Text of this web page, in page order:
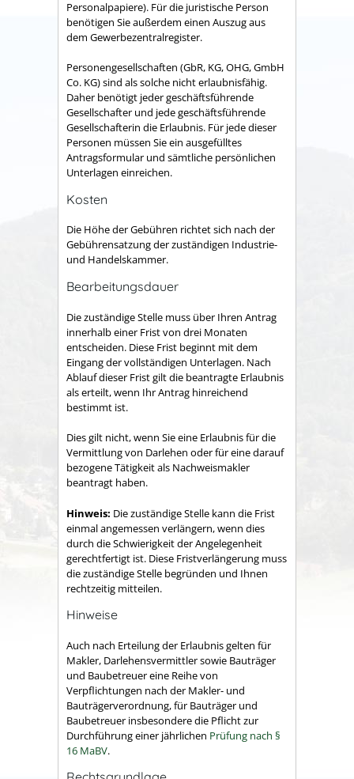
Personalpapiere). Für die juristische Person
benötigen Sie außerdem einen Auszug aus
dem Gewerbezentralregister.
Personengesellschaften (GbR, KG, OHG, GmbH
Co. KG) sind als solche nicht erlaubnisfähig.
Daher benötigt jeder geschäftsführende
Gesellschafter und jede geschäftsführende
Gesellschafterin die Erlaubnis. Für jede dieser
Personen müssen Sie ein ausgefülltes
Antragsformular und sämtliche persönlichen
Unterlagen einreichen.
Kosten
Die Höhe der Gebühren richtet sich nach der
Gebührensatzung der zuständigen Industrie-
und Handelskammer.
Bearbeitungsdauer
Die zuständige Stelle muss über Ihren Antrag
innerhalb einer Frist von drei Monaten
entscheiden. Diese Frist beginnt mit dem
Eingang der vollständigen Unterlagen. Nach
Ablauf dieser Frist gilt die beantragte Erlaubnis
als erteilt, wenn Ihr Antrag hinreichend
bestimmt ist.
Dies gilt nicht, wenn Sie eine Erlaubnis für die
Vermittlung von Darlehen oder für eine darauf
bezogene Tätigkeit als Nachweismakler
beantragt haben.
Hinweis: Die zuständige Stelle kann die Frist
einmal angemessen verlängern, wenn dies
durch die Schwierigkeit der Angelegenheit
gerechtfertigt ist. Diese Fristverlängerung muss
die zuständige Stelle begründen und Ihnen
rechtzeitig mitteilen.
Hinweise
Auch nach Erteilung der Erlaubnis gelten für
Makler, Darlehensvermittler sowie Bauträger
und Baubetreuer eine Reihe von
Verpflichtungen nach der Makler- und
Bauträgerverordnung, für Bauträger und
Baubetreuer insbesondere die Pflicht zur
Durchführung einer jährlichen Prüfung nach §
16 MaBV.